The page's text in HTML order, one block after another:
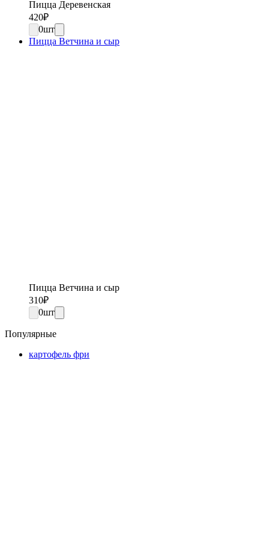
Пицца Деревенская
420₽
0шт
Пицца Ветчина и сыр
Пицца Ветчина и сыр
310₽
0шт
Популярные
картофель фри